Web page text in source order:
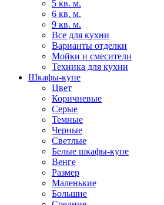
5 кв. м.
6 кв. м.
9 кв. м.
Все для кухни
Варианты отделки
Мойки и смесители
Техника для кухни
Шкафы-купе
Цвет
Коричневые
Серые
Темные
Черные
Светлые
Белые шкафы-купе
Венге
Размер
Маленькие
Большие